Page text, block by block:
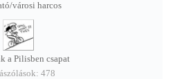
városi harcos
a Pilisben csapat
478